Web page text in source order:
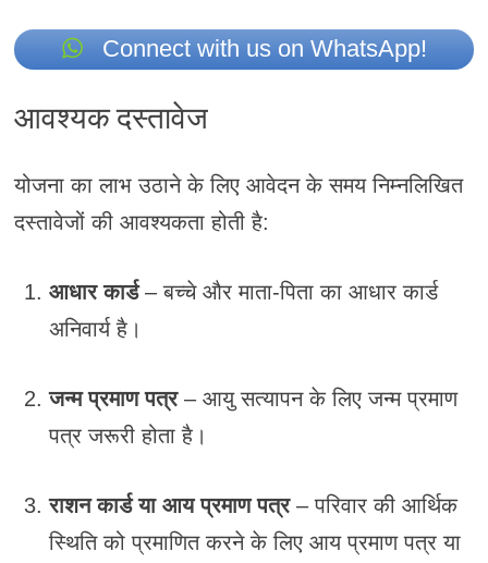
Connect with us on WhatsApp!
आवश्यक दस्तावेज
योजना का लाभ उठाने के लिए आवेदन के समय निम्नलिखित
दस्तावेजों की आवश्यकता होती है:
आधार कार्ड– बच्चे और माता-पिता का आधार कार्ड
अनिवार्य है।
जन्म प्रमाण पत्र– आयु सत्यापन के लिए जन्म प्रमाण
पत्र जरूरी होता है।
राशन कार्ड या आय प्रमाण पत्र– परिवार की आर्थिक
स्थिति को प्रमाणित करने के लिए आय प्रमाण पत्र या